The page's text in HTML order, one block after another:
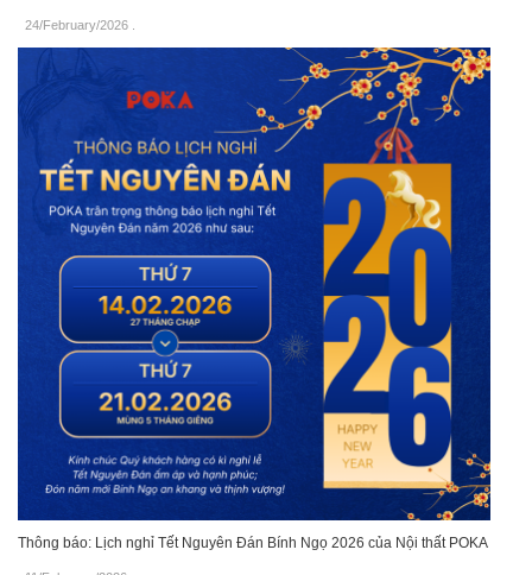
24/February/2026
Thông báo: Lịch nghỉ Tết Nguyên Đán Bính Ngọ 2026 của Nội thất POKA